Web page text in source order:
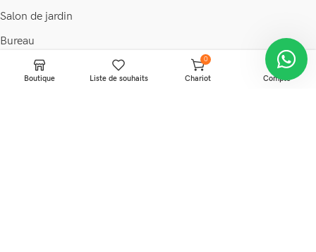
Salon de jardin
Bureau
Boutique Liste de souhaits
0
Chariot Compte